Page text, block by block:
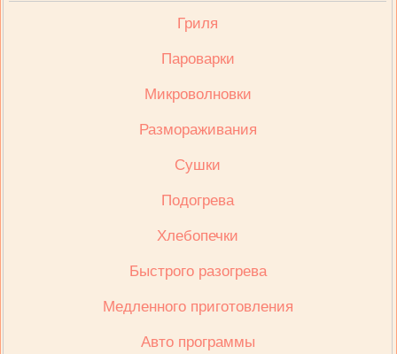
Гриля
Пароварки
Микроволновки
Размораживания
Сушки
Подогрева
Хлебопечки
Быстрого разогрева
Медленного приготовления
Авто программы